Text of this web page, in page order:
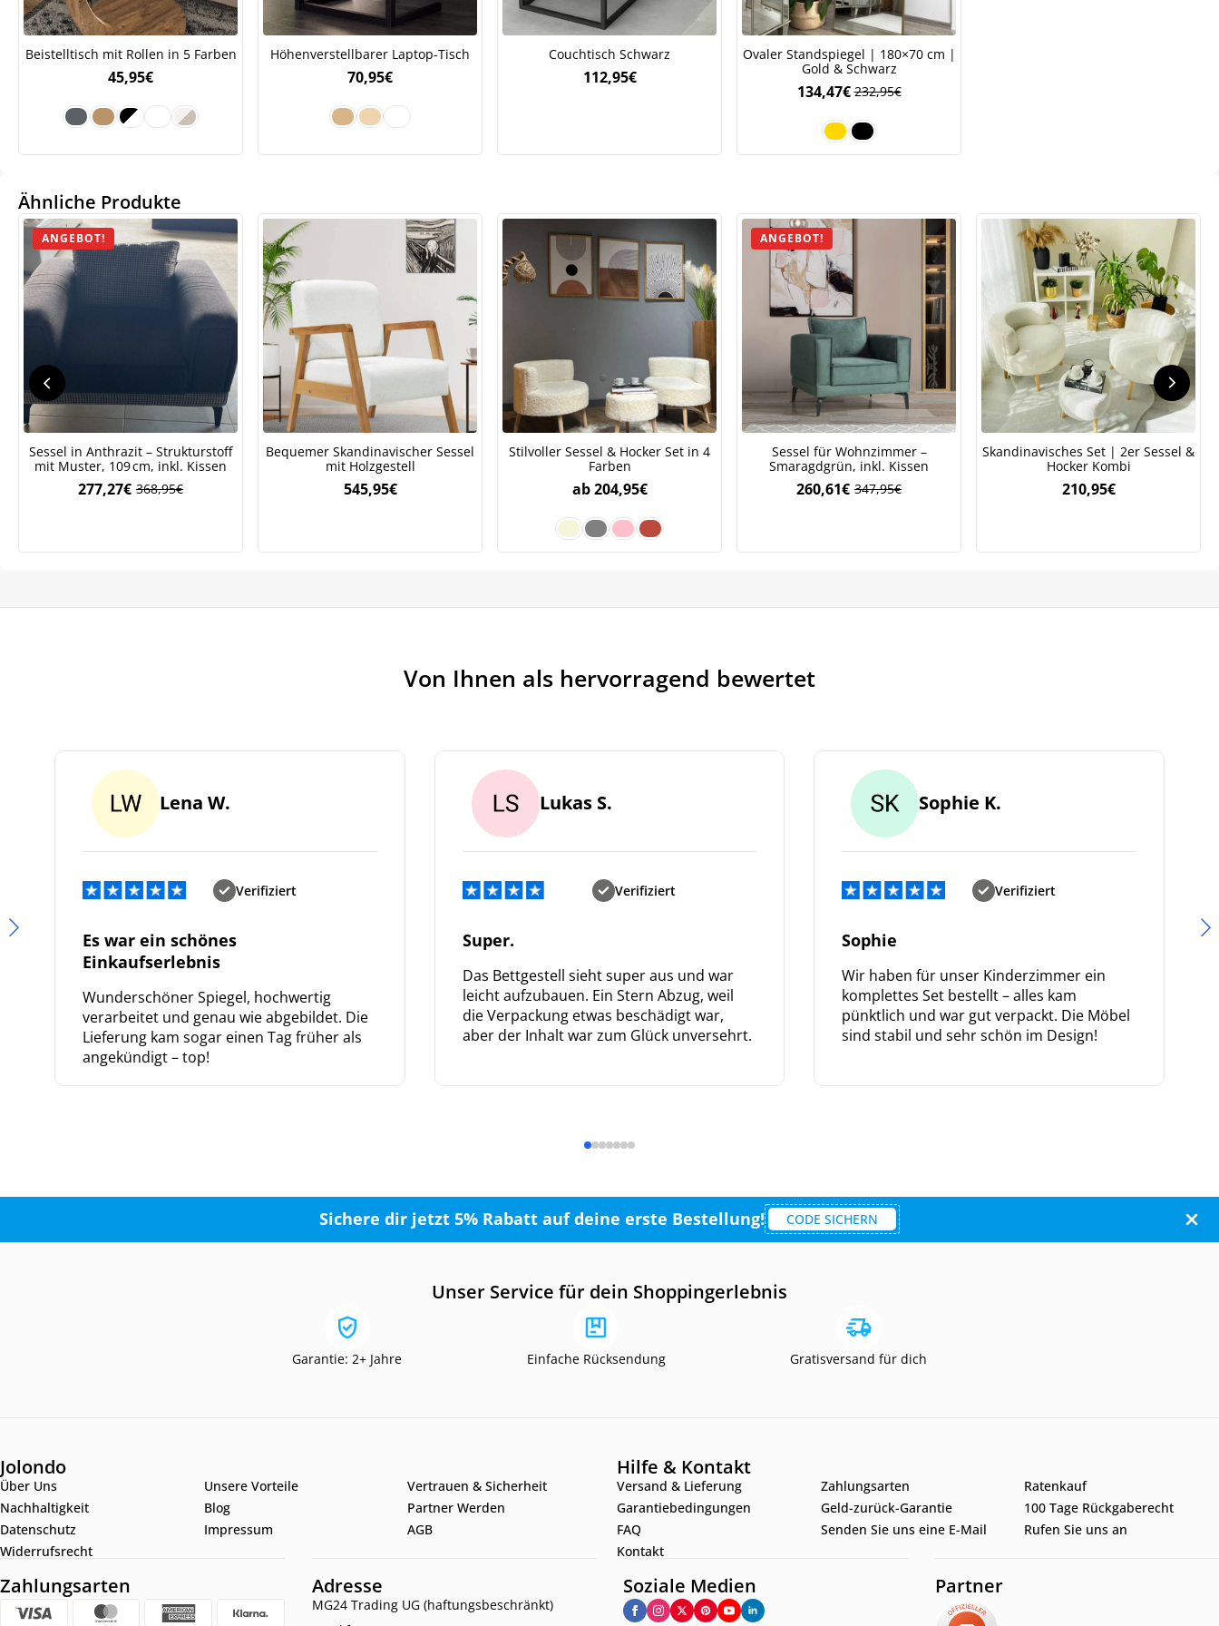
Beistelltisch mit Rollen in 5 Farben
45,95€
Höhenverstellbarer Laptop-Tisch
70,95€
Couchtisch Schwarz
112,95€
Ovaler Standspiegel | 180×70 cm |
Gold & Schwarz
232,95€
134,47€
Ähnliche Produkte
ANGEBOT!
Sessel in Anthrazit – Strukturstoff
mit Muster, 109 cm, inkl. Kissen
368,95€
Ursprünglicher
368,95€
277,27€Aktueller
277,27€.
Bequemer Skandinavischer Sessel
mit Holzgestell
545,95€
Stilvoller Sessel & Hocker Set in 4
Farben
ab204,95€
ANGEBOT!
Sessel für Wohnzimmer –
Smaragdgrün, inkl. Kissen
347,95€
Ursprünglicher
347,95€
260,61€Aktueller
260,61€.
Skandinavisches Set | 2er Sessel &
Hocker Kombi
210,95€
Von Ihnen als hervorragend bewertet
Lena W.
Verifiziert
Es war ein schönes
Einkaufserlebnis
Wunderschöner Spiegel, hochwertig
verarbeitet und genau wie abgebildet. Die
Lieferung kam sogar einen Tag früher als
angekündigt – top!
Lukas S.
Verifiziert
Super.
Das Bettgestell sieht super aus und war
leicht aufzubauen. Ein Stern Abzug, weil
die Verpackung etwas beschädigt war,
aber der Inhalt war zum Glück unversehrt.
Sophie K.
Verifiziert
Sophie
Wir haben für unser Kinderzimmer ein
komplettes Set bestellt – alles kam
pünktlich und war gut verpackt. Die Möbel
sind stabil und sehr schön im Design!
Sichere dir jetzt 5% Rabatt auf deine erste Bestellung! CODE SICHERN
Unser Service für dein Shoppingerlebnis
Garantie: 2+ Jahre Einfache Rücksendung Gratisversand für dich
Jolondo
Über Uns Unsere Vorteile
Vertrauen & Sicherheit
Nachhaltigkeit
Blog
Partner Werden
Datenschutz
Impressum
AGB
Widerrufsrecht
Hilfe & Kontakt
Versand & Lieferung Zahlungsarten
Ratenkauf
Garantiebedingungen
Geld-zurück-Garantie
100 Tage Rückgaberecht
FAQ
Senden Sie uns eine E-Mail
Rufen Sie uns an
Kontakt
Zahlungsarten Adresse
MG24 Trading UG (haftungsbeschränkt)
Soziale Medien Partner
auf Ihre erste Bestellung sichern!